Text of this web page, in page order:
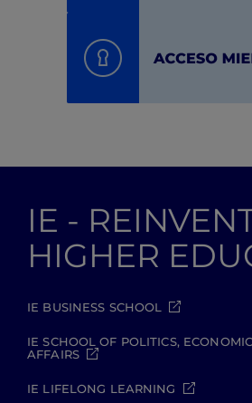
IE -
HIGHER
IE BUSINESS SCHOOL
IE SCHOOL OF POLITICS,
AFFAIRS
IE LIFELONG LEARNING